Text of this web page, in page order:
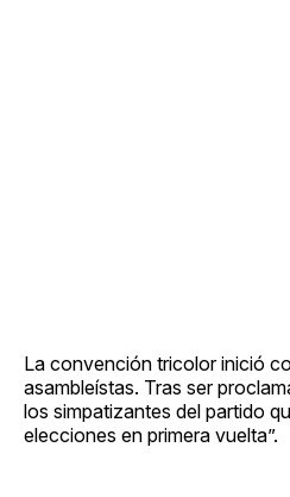
La convención tricolor inició
asambleístas. Tras ser
los simpatizantes del partido
elecciones en primera vuelta”.